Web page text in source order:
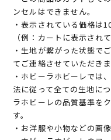
ンセルはできません。
・表示されている価格は
（例：カートに表示され
・生地が繋がった状態で
てご連絡させていただきま
・ホビーラホビーレでは
法に従って全ての生地に
ラホビーレの品質基準を
す。
・お洋服や小物などの画